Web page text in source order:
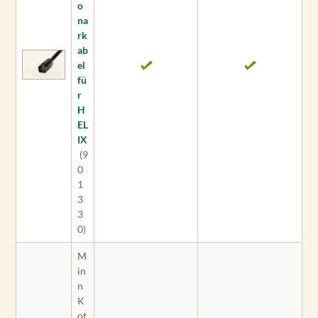
o
na
rk
ab
el
fü
r
H
EL
IX
(9
0
1
3
3
0)
M
in
n
K
ot